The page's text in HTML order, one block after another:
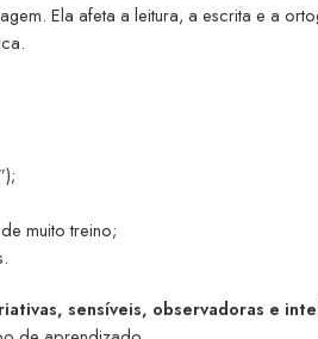
Ela afeta a leitura, a escrita e a
muito treino;
sensíveis, observadoras e